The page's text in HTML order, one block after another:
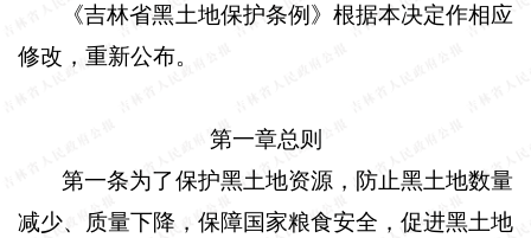
《吉林省黑土地保护条例》根据本决定作相应
修改，重新公布。
第一章总则
第一条为了保护黑土地资源，防止黑土地数量
减少、质量下降，保障国家粮食安全，促进黑土地